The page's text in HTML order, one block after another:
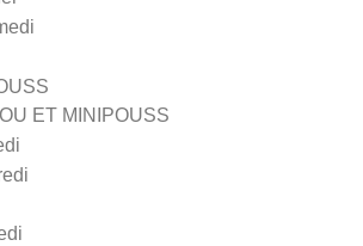
ET MINIPOUSS